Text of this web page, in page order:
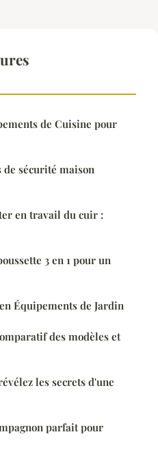
de Cuisine pour
de sécurité maison
en travail du cuir :
3 en 1 pour un
Équipements de Jardin
des modèles et
les secrets d'une
parfait pour